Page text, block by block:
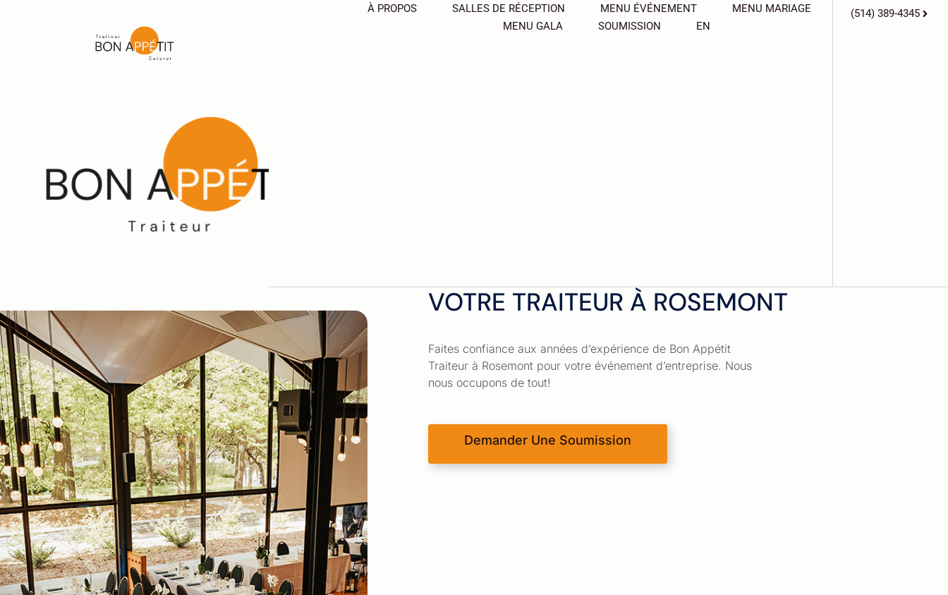
À PROPOS SALLES DE RÉCEPTION MENU ÉVÉNEMENT
MENU MARIAGE
MENU GALA
SOUMISSION EN
(514) 389-4345
VOTRE TRAITEUR À ROSEMONT
Faites confiance aux années d’expérience de Bon Appétit
Traiteur à Rosemont pour votre événement d’entreprise. Nous
nous occupons de tout!
Demander Une Soumission